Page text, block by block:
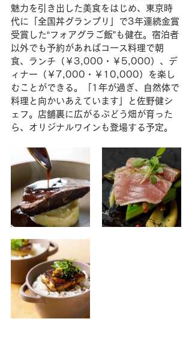
魅力を引き出した美食をはじめ、東京時
代に「全国丼グランプリ」で3年連続金賞
受賞した“フォアグラご飯”も健在。宿泊者
以外でも予約があればコース料理で朝
食、ランチ（￥3,000・￥5,000）、デ
ィナー（￥7,000・￥10,000）を楽し
むことができる。「1年が過ぎ、自然体で
料理と向かいあえています」と佐野健シ
ェフ。店舗裏に広がるぶどう畑が育った
ら、オリジナルワインも登場する予定。